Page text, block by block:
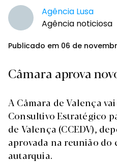
Agência Lusa
Agência noticiosa
Publicado em 06 de
Câmara aprova
A Câmara de Valença
Consultivo Estratégico
de Valença (CCEDV),
aprovada na reunião do
autarquia.